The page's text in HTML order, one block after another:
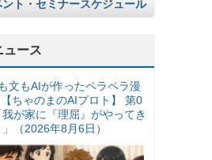
ント・セミナースケジュール
ュース
文もAIが作ったペラペラ漫
ちゃのまのAIプロト】 第0
が家に『理屈』がやってき
（2026年8月6日）